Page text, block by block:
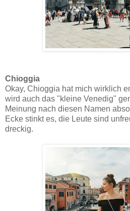
Chioggia
Okay, Chioggia hat mich wirklich
wird auch das "kleine Venedig"
Meinung nach diesen Namen
Ecke stinkt es, die Leute sind
dreckig.